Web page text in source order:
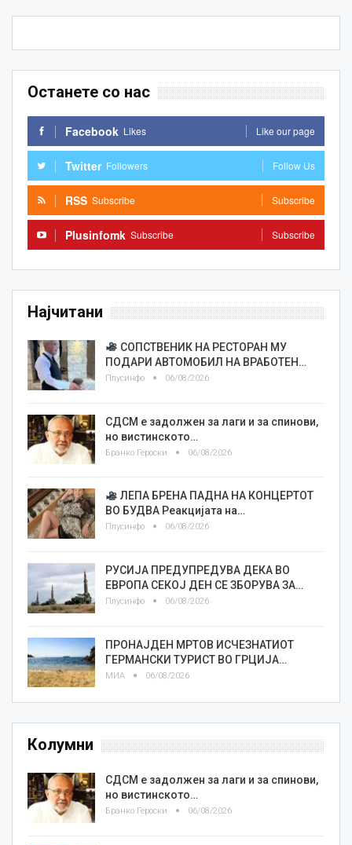
Останете со нас
Facebook Likes Like our page
Twitter Followers Follow Us
RSS Subscribe Subscribe
Plusinfomk Subscribe Subscribe
Најчитани
СОПСТВЕНИК НА РЕСТОРАН МУ
ПОДАРИ АВТОМОБИЛ НА ВРАБОТЕН…
Плусинфо 06/08/2026
СДСМ е задолжен за лаги и за спинови,
но вистинското…
Бранко Героски 06/08/2026
ЛЕПА БРЕНА ПАДНА НА КОНЦЕРТОТ
ВО БУДВА Реакцијата на…
Плусинфо 06/08/2026
РУСИЈА ПРЕДУПРЕДУВА ДЕКА ВО
ЕВРОПА СЕКОЈ ДЕН СЕ ЗБОРУВА ЗА…
Плусинфо 06/08/2026
ПРОНАЈДЕН МРТОВ ИСЧЕЗНАТИОТ
ГЕРМАНСКИ ТУРИСТ ВО ГРЦИЈА…
МИА 06/08/2026
Колумни
СДСМ е задолжен за лаги и за спинови,
но вистинското…
Бранко Героски 06/08/2026